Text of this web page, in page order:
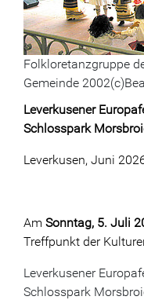
Folkloretanzgruppe
Gemeinde
Leverkusener
Schlosspark
Leverkusen, Juni
Am Sonntag, 5. Juli
Treffpunkt der
Leverkusener
Schlosspark